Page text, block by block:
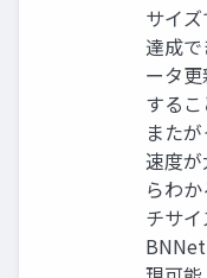
サイ
達成
ータ
する
また
速度
らわ
チサ